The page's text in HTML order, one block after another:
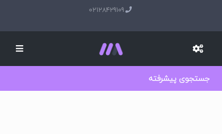
02128429109
جستجوی پیشرفته